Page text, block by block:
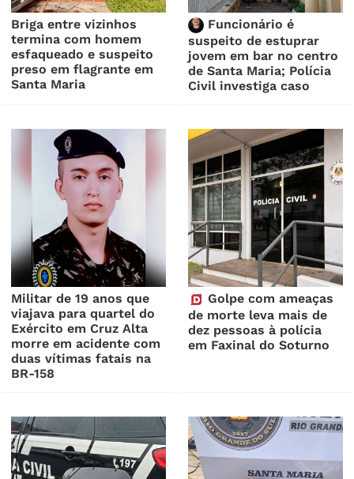
Briga entre vizinhos
termina com homem
esfaqueado e suspeito
preso em flagrante em
Santa Maria
Funcionário é
suspeito de estuprar
jovem em bar no centro
de Santa Maria; Polícia
Civil investiga caso
Militar de 19 anos que
viajava para quartel do
Exército em Cruz Alta
morre em acidente com
duas vítimas fatais na
BR-158
Golpe com ameaças
de morte leva mais de
dez pessoas à polícia
em Faxinal do Soturno